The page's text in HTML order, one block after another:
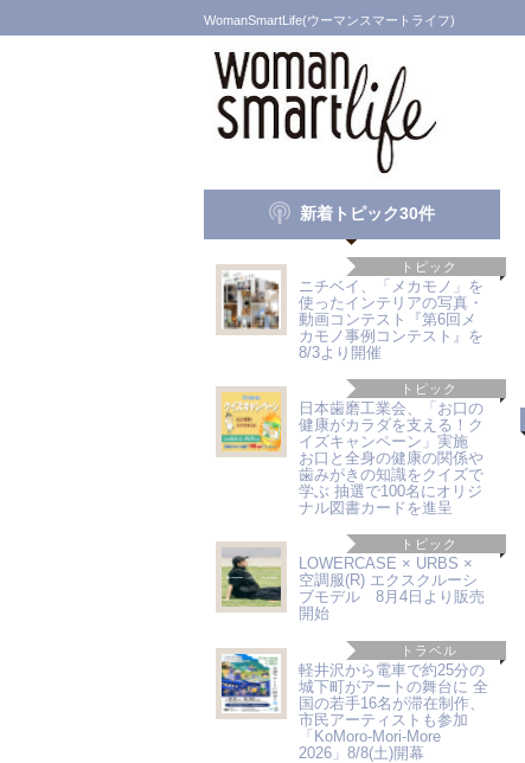
WomanSmartLife(ウーマンスマートライフ)
新着トピック30件
トピック
ニチベイ、「メカモノ」を
使ったインテリアの写真・
動画コンテスト『第6回メ
カモノ事例コンテスト』を
8/3より開催
トピック
日本歯磨工業会、「お口の
健康がカラダを支える！ク
イズキャンペーン」実施
お口と全身の健康の関係や
歯みがきの知識をクイズで
学ぶ 抽選で100名にオリジ
ナル図書カードを進呈
トピック
LOWERCASE × URBS ×
空調服(R) エクスクルーシ
ブモデル 8月4日より販売
開始
トラベル
軽井沢から電車で約25分の
城下町がアートの舞台に 全
国の若手16名が滞在制作、
市民アーティストも参加
「KoMoro-Mori-More
2026」8/8(土)開幕